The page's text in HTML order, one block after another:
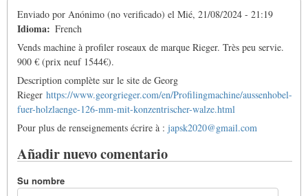
a
la
navegación
Enviado por Anónimo (no verificado) el Mié, 21/08/2024 - 21:19
Idioma
French
Vends machine à profiler roseaux de marque Rieger. Très peu servie.
900 € (prix neuf 1544€).
Description complète sur le site de Georg
Rieger https://www.georgrieger.com/en/Profilingmachine/aussenhobel-
fuer-holzlaenge-126-mm-mit-konzentrischer-walze.html
Pour plus de renseignements écrire à : japsk2020@gmail.com
Añadir nuevo comentario
Su nombre